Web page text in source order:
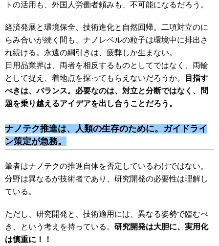
トの活用も、外国人労働者頼みも、不可能になるだろう。
経済発展と環境保全、技術進化と自然回帰。二項対立のに
らみ合いが続く間も、ナノレベルの粒子は環境中に排出さ
れ続ける。永遠の綱引きは、疲弊しか生まない。
日用品業界は、両者を相反するものとしてではなく、両輪
として捉え、着地点を探ってもらえないだろうか。
目指す
べきは、バランス。必要なのは、対立と分断ではなく、問
題を乗り越えるアイデアを出し合うことだろう。
ナノテク推進は、人類の生存のために。ガイドライ
ン策定が急務。
筆者はナノテクの推進自体を否定しているわけではない。
分野は異なるが技術者であり、研究開発の必要性は理解し
ている。
ただし、研究開発と、技術適用には、異なる姿勢で臨むべ
き、という考えを持っている。 研究開発は大胆に、実用化
は慎重に！！